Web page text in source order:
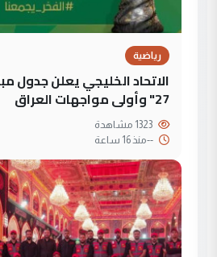
رياضية
الاتحاد الخليجي يعلن جدول
27" وأولى مواجهات العراق
--منذ 16 ساعة